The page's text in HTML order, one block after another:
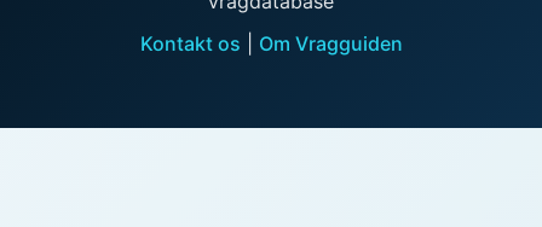
Kontakt os
Om Vragguiden